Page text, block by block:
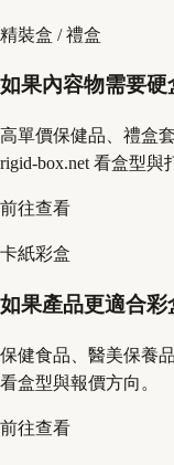
精裝盒 / 禮盒
如果內容物需要硬
高單價保健品、禮盒
rigid-box.net 看盒型與
前往查看
卡紙彩盒
如果產品更適合彩
保健食品、醫美保養
看盒型與報價方向。
前往查看